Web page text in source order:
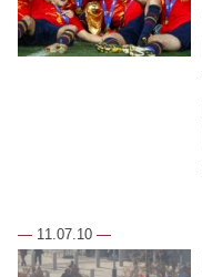
— 11.07.10 —